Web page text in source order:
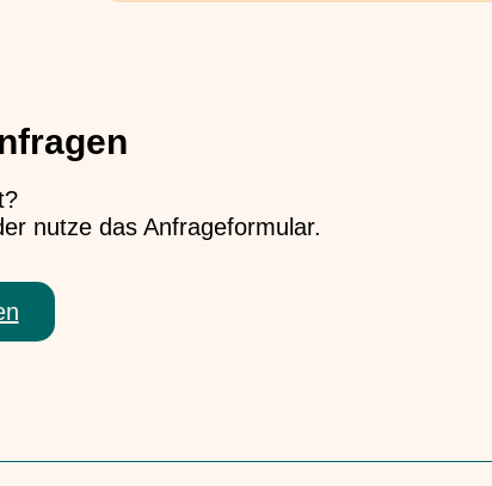
nutze das Anfrageformular.